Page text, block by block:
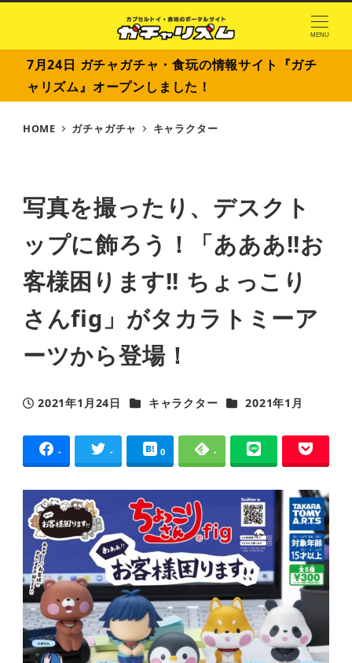
MENU
7月24日 ガチャガチャ・食玩の情報サイト『ガチ
ャリズム』オープンしました！
HOME ガチャガチャ キャラクター
写真を撮ったり、デスクト
ップに飾ろう！「あああ!!お
客様困ります!! ちょっこり
さんfig」がタカラトミーア
ーツから登場！
投稿日
2021年1月24日 カテゴリー
キャラクター カテゴリー
2021年1月
- - 0 -